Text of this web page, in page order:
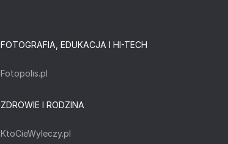
FOTOGRAFIA, EDUKACJA I HI-TECH
Fotopolis.pl
ZDROWIE I RODZINA
KtoCieWyleczy.pl